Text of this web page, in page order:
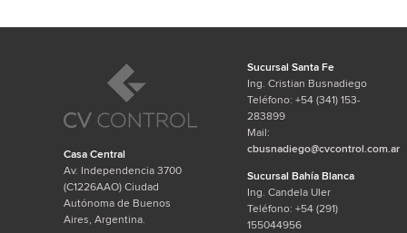
Casa Central
Av. Independencia 3700
(C1226AAO) Ciudad
Autónoma de Buenos
Aires, Argentina.
Sucursal Santa Fe
Ing. Cristian Busnadiego
Teléfono: +54 (341) 153-
283899
Mail:
cbusnadiego@cvcontrol.com.ar
Sucursal Bahía Blanca
Ing. Candela Uler
Teléfono: +54 (291)
155044956